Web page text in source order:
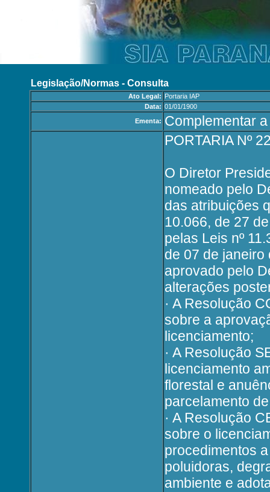
Legislação/Normas - Consulta
Ato Legal:
Portaria IAP
Data: 01/01/1900
Ementa: Complementar
PORTARIA Nº
O Diretor
nomeado pelo
das atribuições
10.066, de 27
pelas Leis nº
de 07 de janeiro
aprovado pelo
alterações
· A Resolução
sobre a
licenciamento;
· A Resolução
licenciamento
florestal e
parcelamento
· A Resolução
sobre o
procedimentos
poluidoras,
ambiente e